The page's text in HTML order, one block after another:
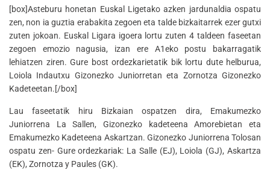
[box]Asteburu honetan Euskal Ligetako azken jardunaldia ospatu
zen, non ia guztia erabakita zegoen eta talde bizkaitarrek ezer gutxi
zuten jokoan. Euskal Ligara igoera lortu zuten 4 taldeen faseetan
zegoen emozio nagusia, izan ere A1eko postu bakarragatik
lehiatzen ziren. Gure bost ordezkarietatik bik lortu dute helburua,
Loiola Indautxu Gizonezko Juniorretan eta Zornotza Gizonezko
Kadeteetan.[/box]
Lau faseetatik hiru Bizkaian ospatzen dira, Emakumezko
Juniorrena La Sallen, Gizonezko kadeteena Amorebietan eta
Emakumezko Kadeteena Askartzan. Gizonezko Juniorrena Tolosan
ospatu zen- Gure ordezkariak: La Salle (EJ), Loiola (GJ), Askartza
(EK), Zornotza y Paules (GK).